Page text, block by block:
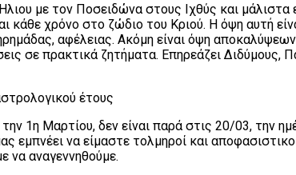
με τον Ποσειδώνα στους Ιχθύς και
κάθε χρόνο στο ζώδιο του Κριού. Η όψη αυτή
αφέλειας. Ακόμη είναι όψη
σε πρακτικά ζητήματα. Επηρεάζει
έτους
1η Μαρτίου, δεν είναι παρά στις 20/03, την
εμπνέει να είμαστε τολμηροί και
να αναγεννηθούμε.